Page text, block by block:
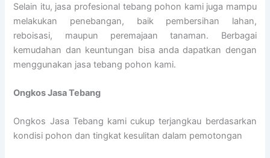
Selain itu, jasa profesional tebang pohon kami juga mampu
melakukan penebangan, baik pembersihan lahan,
reboisasi, maupun peremajaan tanaman. Berbagai
kemudahan dan keuntungan bisa anda dapatkan dengan
menggunakan jasa tebang pohon kami.
Ongkos Jasa Tebang
Ongkos Jasa Tebang kami cukup terjangkau berdasarkan
kondisi pohon dan tingkat kesulitan dalam pemotongan